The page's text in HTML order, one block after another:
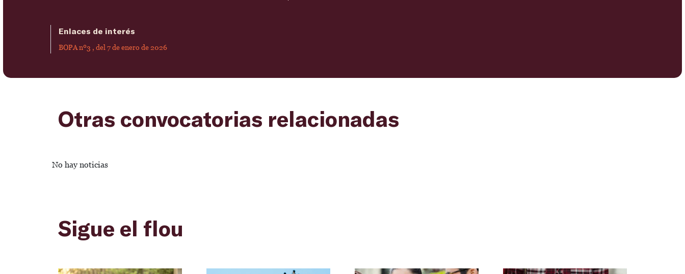
Enlaces de interés
BOPA nº3 , del 7 de enero de 2026
Otras convocatorias relacionadas
No hay noticias
Sigue el flou